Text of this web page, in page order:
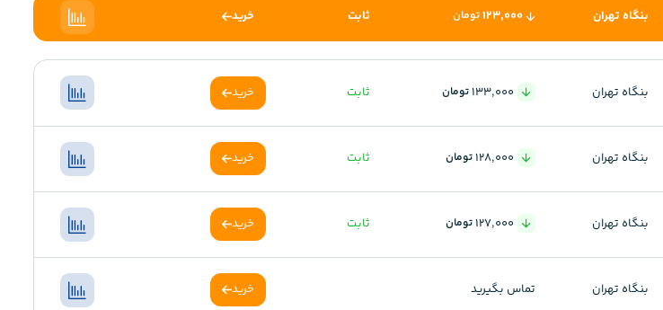
بنگاه تهران 123,000تومان ثابت خرید
بنگاه تهران 133,000تومان ثابت خرید
بنگاه تهران 128,000تومان ثابت خرید
بنگاه تهران 127,000تومان ثابت خرید
بنگاه تهران تماس بگیرید خرید